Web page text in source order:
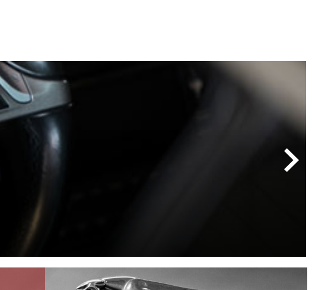
penatibus et magnis dis parturient montes, nascet.